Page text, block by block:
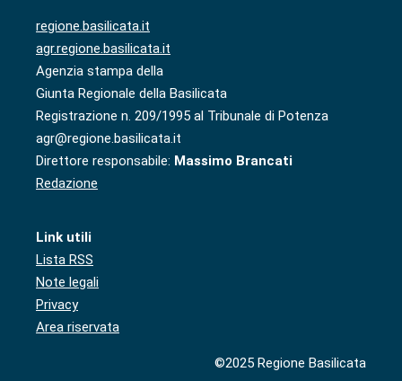
regione.basilicata.it
agr.regione.basilicata.it
Agenzia stampa della
Giunta Regionale della Basilicata
Registrazione n. 209/1995 al Tribunale di Potenza
agr@regione.basilicata.it
Direttore responsabile: Massimo Brancati
Redazione
Link utili
Lista RSS
Note legali
Privacy
Area riservata
©2025 Regione Basilicata